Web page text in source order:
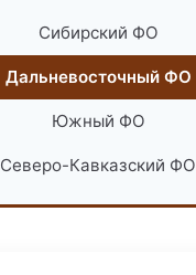
Сибирский ФО
Дальневосточный ФО
Южный ФО
Северо-Кавказский ФО